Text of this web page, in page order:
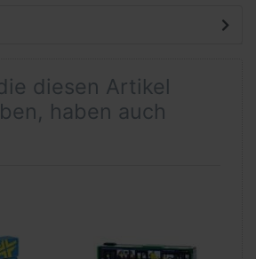
diesen Artikel
haben auch